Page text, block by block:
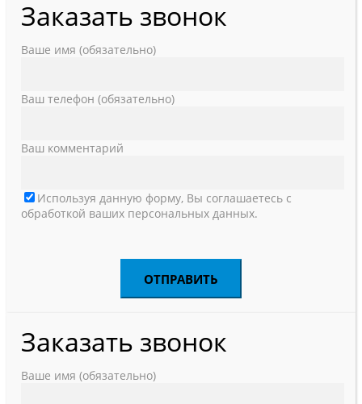
Заказать звонок
Ваше имя (обязательно)
Ваш телефон (обязательно)
Ваш комментарий
Используя данную форму, Вы соглашаетесь с
обработкой ваших персональных данных.
Заказать звонок
Ваше имя (обязательно)